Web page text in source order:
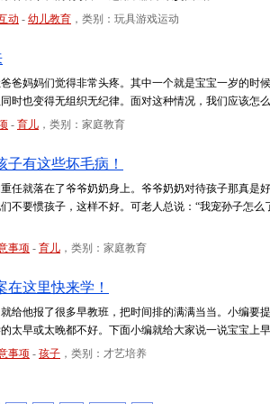
动 - 幼儿教育 ，类别：玩具游戏运动
爸妈妈们觉得非常头疼。其中一个就是宝宝一岁的时
时也变得无组织无纪律。面对这种情况，我们应该怎
- 育儿 ，类别：家庭教育
有这些坏毛病！
任就落在了爷爷奶奶身上。爷爷奶奶对待孩子那真是
不要惯孩子，这样不好。可老人总说：“我宠孙子怎
事项 - 育儿 ，类别：家庭教育
这里快来学！
给他报了很多早教班，把时间排的满满当当。小编要
太早或太晚都不好。下面小编就给大家说一说宝宝上早
事项 - 孩子 ，类别：才艺培养